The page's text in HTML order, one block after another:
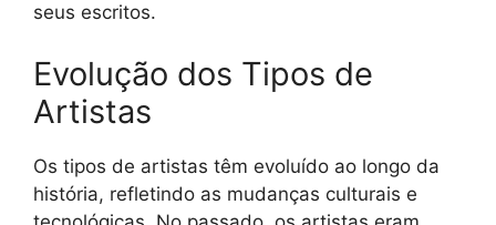
seus escritos.
Evolução dos Tipos de
Artistas
Os tipos de artistas têm evoluído ao longo da
história, refletindo as mudanças culturais e